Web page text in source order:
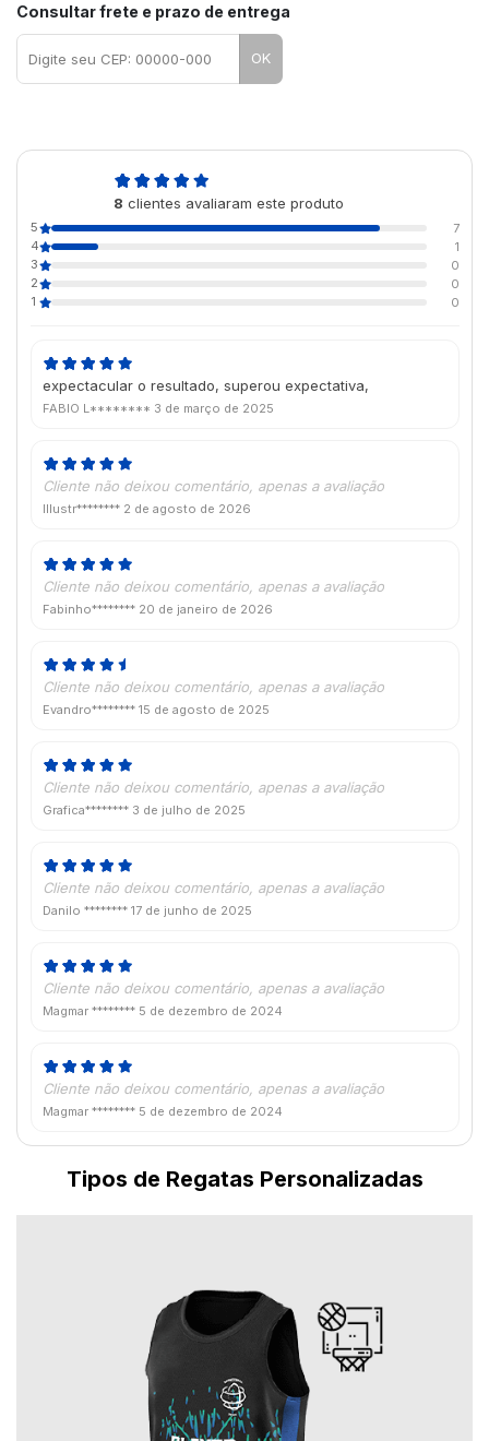
Consultar frete e prazo de entrega
OK
8 clientes avaliaram este produto
5
7
4
1
3
0
2
0
1
0
expectacular o resultado, superou expectativa,
FABIO L******** 3 de março de 2025
Cliente não deixou comentário, apenas a avaliação
Illustr******** 2 de agosto de 2026
Cliente não deixou comentário, apenas a avaliação
Fabinho******** 20 de janeiro de 2026
Cliente não deixou comentário, apenas a avaliação
Evandro******** 15 de agosto de 2025
Cliente não deixou comentário, apenas a avaliação
Grafica******** 3 de julho de 2025
Cliente não deixou comentário, apenas a avaliação
Danilo ******** 17 de junho de 2025
Cliente não deixou comentário, apenas a avaliação
Magmar ******** 5 de dezembro de 2024
Cliente não deixou comentário, apenas a avaliação
Magmar ******** 5 de dezembro de 2024
Tipos de Regatas Personalizadas